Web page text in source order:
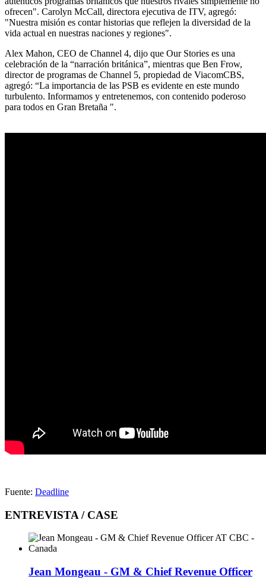
ofrecen". Carolyn McCall, directora ejecutiva de ITV, agregó:
"Nuestra misión es contar historias que reflejen la diversidad de la
vida actual en nuestras naciones y regiones".
Alex Mahon, CEO de Channel 4, dijo que Our Stories es una
celebración de la “narración británica”, mientras que Ben Frow,
director de programas de Channel 5, propiedad de ViacomCBS,
agregó: “La importancia de las PSB es evidente en este mundo
turbulento. Informamos y entretenemos, con contenido poderoso
para todos en Gran Bretaña ".
Fuente: Deadline
ENTREVISTA / CASE
Jean Mongeau - GM & Chief Revenue Officer